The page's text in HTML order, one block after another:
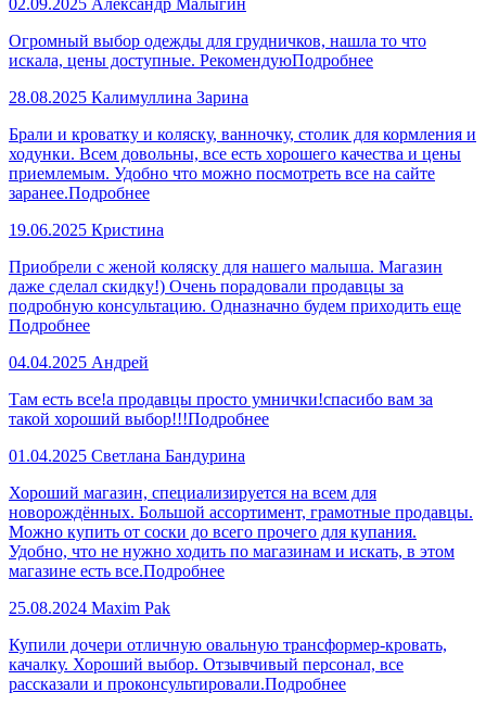
Огромный выбор одежды для грудничков, нашла то что
искала, цены доступные. РекомендуюПодробнее
28.08.2025 Калимуллина Зарина
Брали и кроватку и коляску, ванночку, столик для кормления и
ходунки. Всем довольны, все есть хорошего качества и цены
приемлемым. Удобно что можно посмотреть все на сайте
заранее.Подробнее
19.06.2025 Кристина
Приобрели с женой коляску для нашего малыша. Магазин
даже сделал скидку!) Очень порадовали продавцы за
подробную консультацию. Одназначно будем приходить еще
Подробнее
04.04.2025 Андрей
Там есть все!а продавцы просто умнички!спасибо вам за
такой хороший выбор!!!Подробнее
01.04.2025 Светлана Бандурина
Хороший магазин, специализируется на всем для
новорождённых. Большой ассортимент, грамотные продавцы.
Можно купить от соски до всего прочего для купания.
Удобно, что не нужно ходить по магазинам и искать, в этом
магазине есть все.Подробнее
25.08.2024 Maxim Pak
Купили дочери отличную овальную трансформер-кровать,
качалку. Хороший выбор. Отзывчивый персонал, все
рассказали и проконсультировали.Подробнее